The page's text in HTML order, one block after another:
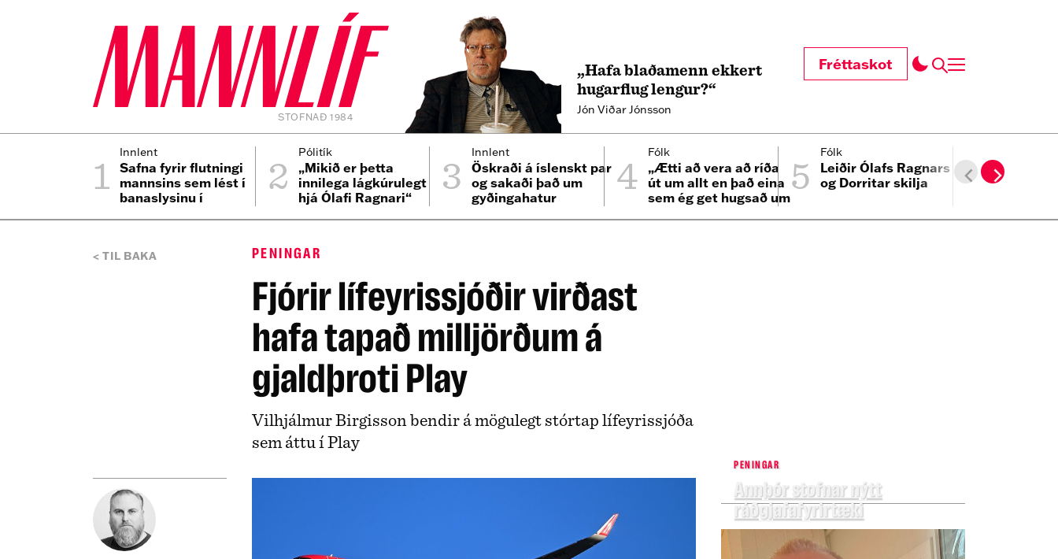
STOFNAÐ 1984
„Hafa blaðamenn ekkert
hugarflug lengur?“
Jón Viðar Jónsson
Fréttaskot
1 Innlent
Safna fyrir flutningi
mannsins sem lést í
banaslysinu í
2 Pólitík
„Mikið er þetta
innilega lágkúrulegt
hjá Ólafi Ragnari“
3 Innlent
Öskraði á íslenskt par
og sakaði það um
gyðingahatur
4 Fólk
„Ætti að vera að ríða
út um allt en það eina
sem ég get hugsað um5 Fólk
Leiðir Ólafs Ragnars
og Dorritar skilja
6
Hæðst
TIL BAKA PENINGAR
Fjórir lífeyrissjóðir virðast
hafa tapað milljörðum á
gjaldþroti Play
Vilhjálmur Birgisson bendir á mögulegt stórtap lífeyrissjóða
sem áttu í Play
PENINGAR
Annþór stofnar nýtt
ráðgjafafyrirtæki